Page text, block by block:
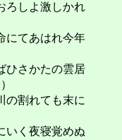
しよ激しかれ
てあはれ今年
さかたの雲居
割れても末に
く夜寝覚めぬ